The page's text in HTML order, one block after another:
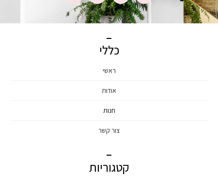
כללי
ראשי
אודות
חנות
צור קשר
קטגוריות